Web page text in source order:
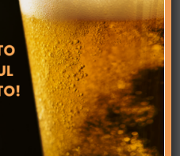
La nostra firma
di uvaPasserina
al 100% da sole
gustare al meglio